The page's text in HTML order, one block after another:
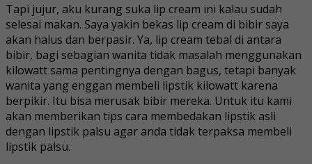
Tapi jujur, aku kurang suka lip cream ini kalau sudah
selesai makan. Saya yakin bekas lip cream di bibir saya
akan halus dan berpasir. Ya, lip cream tebal di antara
bibir, bagi sebagian wanita tidak masalah menggunakan
kilowatt sama pentingnya dengan bagus, tetapi banyak
wanita yang enggan membeli lipstik kilowatt karena
berpikir. Itu bisa merusak bibir mereka. Untuk itu kami
akan memberikan tips cara membedakan lipstik asli
dengan lipstik palsu agar anda tidak terpaksa membeli
lipstik palsu.